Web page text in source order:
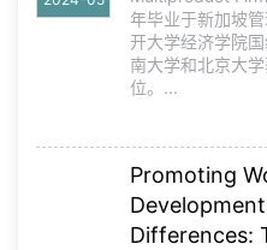
年毕业于新加坡
开大学经济学院
南大学和北京大
位。...
Promoting
Differences: